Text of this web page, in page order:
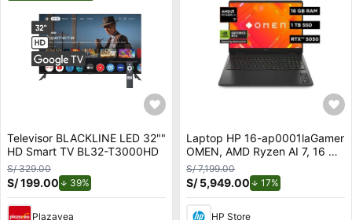
Televisor BLACKLINE LED 32""
HD Smart TV BL32-T3000HD
S/ 329.00
S/ 199.00 39%
Plazavea
Laptop HP 16-ap0001laGamer
OMEN, AMD Ryzen AI 7, 16 GB
RAM, NVIDIA GeForce RTX
5050, 1 TB SSD, 16"" 2K 144
Hz, Windows 11 Home
S/ 7,199.00
S/ 5,949.00 17%
HP Store